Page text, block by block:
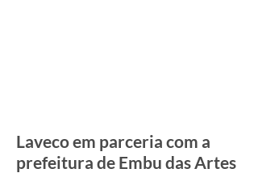
Laveco em parceria com a
prefeitura de Embu das Artes